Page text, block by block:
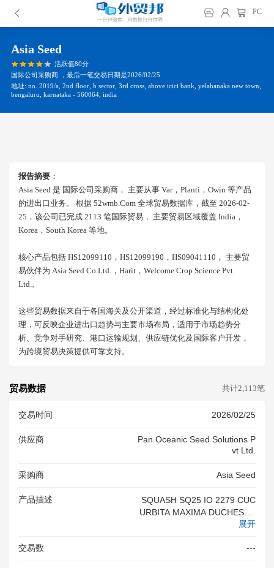
PC
Asia Seed
活跃值80分
国际公司采购商 ，最后一笔交易日期是2026/02/25
地址: no. 2019/a, 2nd floor, b sector, 3rd cross, above icici bank, yelahanaka new town,
bengaluru, karnataka - 560064, india
报告摘要 ：
Asia Seed 是 国际公司采购商， 主要从事 Var，planti，owin 等产品
的进出口业务。 根据 52wmb.com 全球贸易数据库，截至 2026-02-
25，该公司已完成 2113 笔国际贸易， 主要贸易区域覆盖 India，
Korea，south Korea 等地。
核心产品包括 HS12099110，HS12099190，HS09041110， 主要贸
易伙伴为 Asia Seed Co.ltd.，harit，welcome Crop Science Pvt
Ltd.。
这些贸易数据来自于各国海关及公开渠道，经过标准化与结构化处
理，可反映企业进出口趋势与主要市场布局，适用于市场趋势分
析、竞争对手研究、港口运输规划、供应链优化及国际客户开发，
为跨境贸易决策提供可靠支持。
贸易数据 共计2,113笔
交易时间 2026/02/25
供应商
Pan Oceanic Seed Solutions P
Vt Ltd.
采购商 Asia Seed
产品描述
SQUASH SQ25 IO 2279 CUC
URBITA MAXIMA DUCHESNE
X CUCURBITA MOSCHATA D
NG PLANTING PURPOSE ON
展开
交易数 ---